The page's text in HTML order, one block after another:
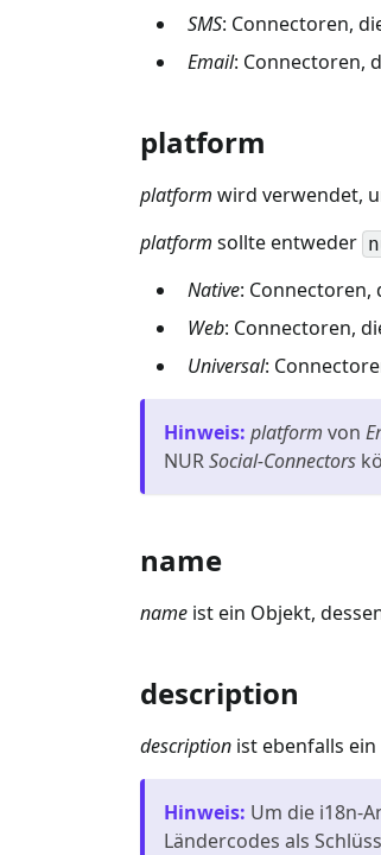
SMS: Connectoren,
Email: Connectoren,
platform
platform wird verwendet,
platform sollte entweder
Native: Connectoren,
Web: Connectoren,
Universal:
Hinweis: platform von
NURSocial-Connectors
name
name ist ein Objekt,
description
description ist ebenfalls
Hinweis: Um die i18n-
Ländercodes als